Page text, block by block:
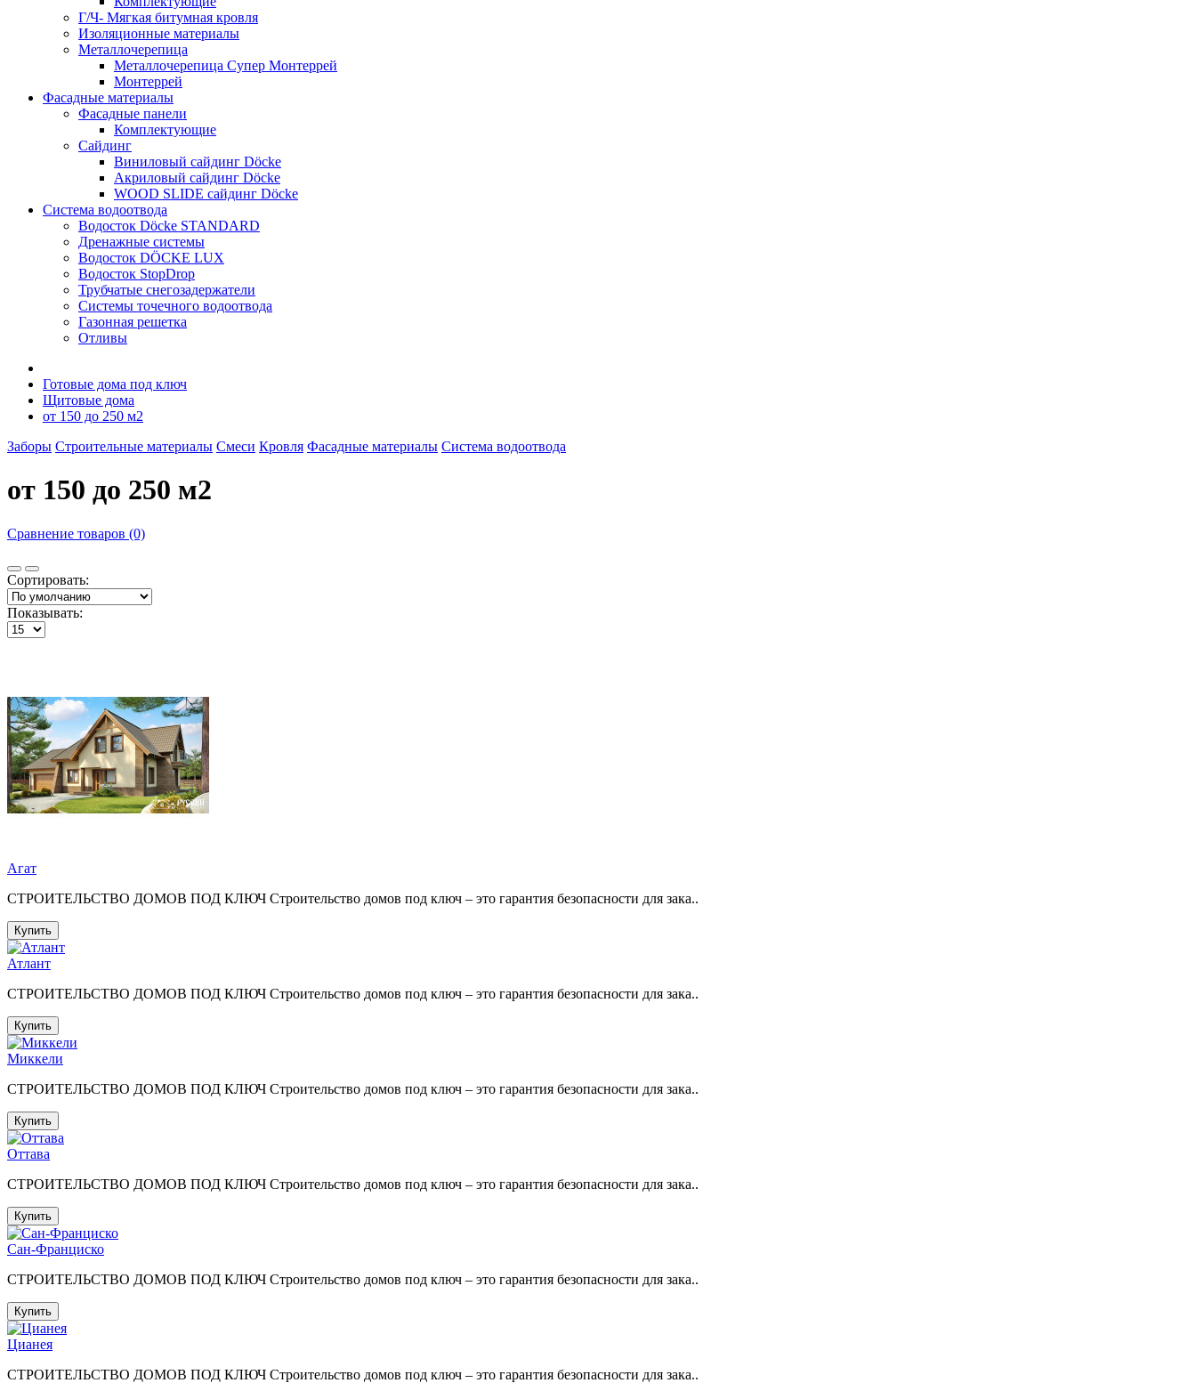
Г/Ч- Мягкая битумная кровля
Изоляционные материалы
Металлочерепица
Металлочерепица Супер Монтеррей
Монтеррей
Фасадные материалы
Фасадные панели
Комплектующие
Сайдинг
Виниловый сайдинг Döcke
Акриловый сайдинг Döcke
WOOD SLIDE сайдинг Döcke
Система водоотвода
Водосток Döcke STANDARD
Дренажные системы
Водосток DÖCKE LUX
Водосток StopDrop
Трубчатые снегозадержатели
Системы точечного водоотвода
Газонная решетка
Отливы
Готовые дома под ключ
Щитовые дома
от 150 до 250 м2
Заборы Строительные материалы Смеси Кровля Фасадные материалы Система водоотвода
от 150 до 250 м2
Сравнение товаров (0)
Сортировать:
Показывать:
Агат
СТРОИТЕЛЬСТВО ДОМОВ ПОД КЛЮЧ Строительство домов под ключ – это гарантия безопасности для зака..
Купить
Атлант
СТРОИТЕЛЬСТВО ДОМОВ ПОД КЛЮЧ Строительство домов под ключ – это гарантия безопасности для зака..
Купить
Миккели
СТРОИТЕЛЬСТВО ДОМОВ ПОД КЛЮЧ Строительство домов под ключ – это гарантия безопасности для зака..
Купить
Оттава
СТРОИТЕЛЬСТВО ДОМОВ ПОД КЛЮЧ Строительство домов под ключ – это гарантия безопасности для зака..
Купить
Сан-Франциско
СТРОИТЕЛЬСТВО ДОМОВ ПОД КЛЮЧ Строительство домов под ключ – это гарантия безопасности для зака..
Купить
Цианея
СТРОИТЕЛЬСТВО ДОМОВ ПОД КЛЮЧ Строительство домов под ключ – это гарантия безопасности для зака..